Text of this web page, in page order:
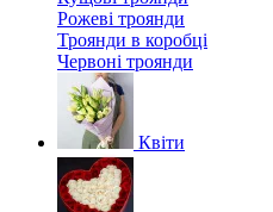
Рожеві троянди
Троянди в коробці
Червоні троянди
Квіти